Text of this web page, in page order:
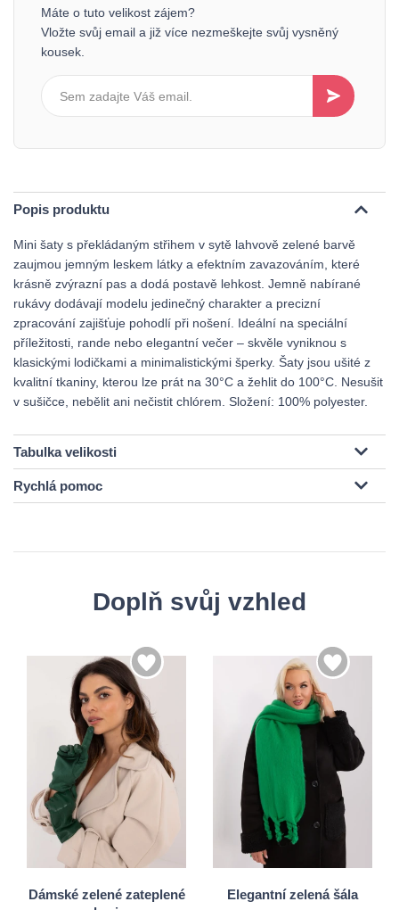
Máte o tuto velikost zájem?
Vložte svůj email a již více nezmeškejte svůj vysněný
kousek.
Popis produktu
Mini šaty s překládaným střihem v sytě lahvově zelené barvě
zaujmou jemným leskem látky a efektním zavazováním, které
krásně zvýrazní pas a dodá postavě lehkost. Jemně nabírané
rukávy dodávají modelu jedinečný charakter a precizní
zpracování zajišťuje pohodlí při nošení. Ideální na speciální
příležitosti, rande nebo elegantní večer – skvěle vyniknou s
klasickými lodičkami a minimalistickými šperky. Šaty jsou ušité z
kvalitní tkaniny, kterou lze prát na 30°C a žehlit do 100°C. Nesušit
v sušičce, nebělit ani nečistit chlórem. Složení: 100% polyester.
Tabulka velikosti
Rychlá pomoc
Doplň svůj vzhled
Dámské zelené zateplené
S/M
L/XL
Elegantní zelená šála
Univerzální